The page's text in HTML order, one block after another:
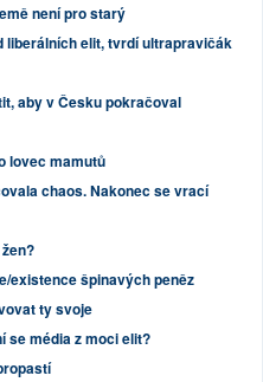
není pro starý
liberálních elit, tvrdí ultrapravičák
aby v Česku pokračoval
lovec mamutů
chaos. Nakonec se vrací
existence špinavých peněz
ty svoje
se média z moci elit?